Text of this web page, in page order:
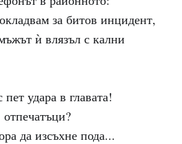
за битов инцидент,
ѝ влязъл с кални
удара в главата!
да изсъхне пода...